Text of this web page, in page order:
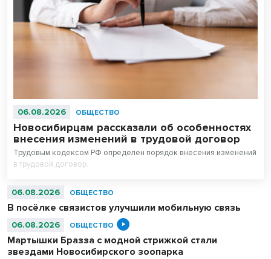
06.08.2026 ОБЩЕСТВО
Новосибирцам рассказали об особенностях
внесения изменений в трудовой договор
Трудовым кодексом РФ определен порядок внесения изменений
в трудовой договор.
06.08.2026 ОБЩЕСТВО
В посёлке связистов улучшили мобильную связь
06.08.2026 ОБЩЕСТВО
Мартышки Бразза с модной стрижкой стали
звездами Новосибирского зоопарка